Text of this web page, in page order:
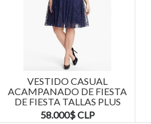
VESTIDO CASUAL
ACAMPANADO DE FIESTA
DE FIESTA TALLAS PLUS
KADRIHEL
58.000$ CLP